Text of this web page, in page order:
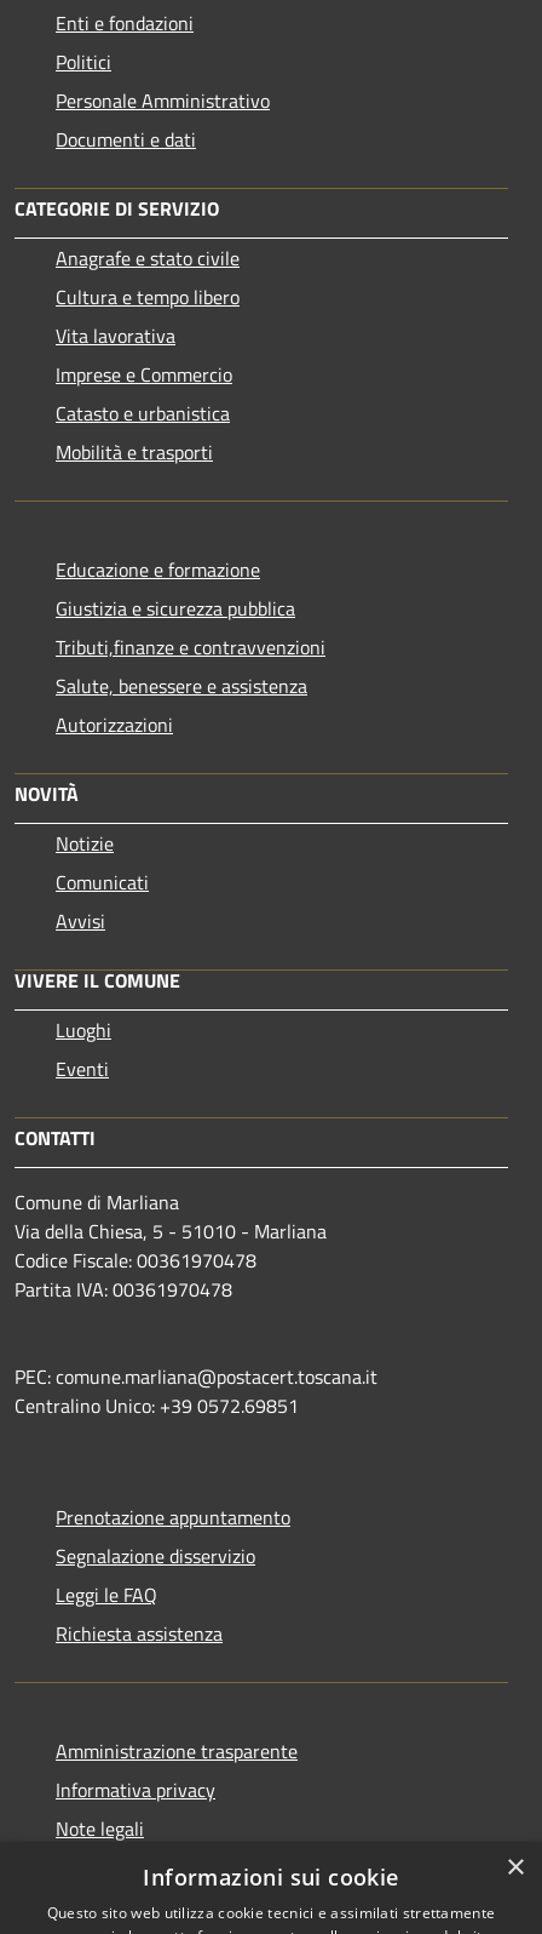
Enti e fondazioni
Politici
Personale Amministrativo
Documenti e dati
CATEGORIE DI SERVIZIO
Anagrafe e stato civile
Cultura e tempo libero
Vita lavorativa
Imprese e Commercio
Catasto e urbanistica
Mobilità e trasporti
Educazione e formazione
Giustizia e sicurezza pubblica
Tributi,finanze e contravvenzioni
Salute, benessere e assistenza
Autorizzazioni
NOVITÀ
Notizie
Comunicati
Avvisi
VIVERE IL COMUNE
Luoghi
Eventi
CONTATTI
Comune di Marliana
Via della Chiesa, 5 - 51010 - Marliana
Codice Fiscale: 00361970478
Partita IVA: 00361970478
PEC: comune.marliana@postacert.toscana.it
Centralino Unico: +39 0572.69851
Prenotazione appuntamento
Segnalazione disservizio
Leggi le FAQ
Richiesta assistenza
Amministrazione trasparente
Informativa privacy
Note legali
Dichiarazione di accessibilità
×
Informazioni sui cookie
Questo sito web utilizza cookie tecnici e assimilati strettamente